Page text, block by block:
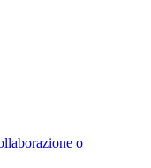
o